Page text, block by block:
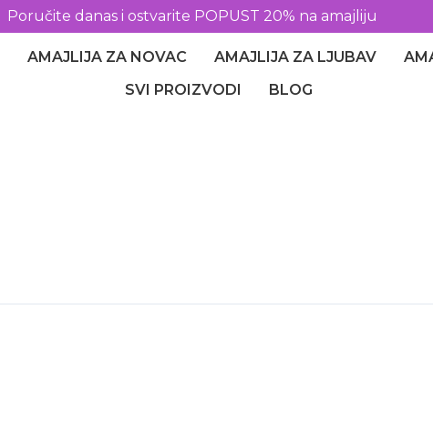
Poručite danas i ostvarite POPUST 20% na amajliju
AMAJLIJA ZA NOVAC AMAJLIJA ZA LJUBAV
SVI PROIZVODI
BLOG